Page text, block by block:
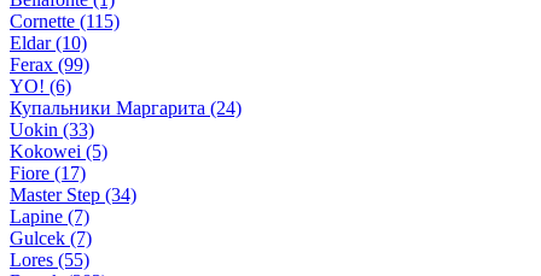
Cornette (115)
Eldar (10)
Ferax (99)
YO! (6)
Купальники Маргарита (24)
Uokin (33)
Kokowei (5)
Fiore (17)
Master Step (34)
Lapine (7)
Gulcek (7)
Lores (55)